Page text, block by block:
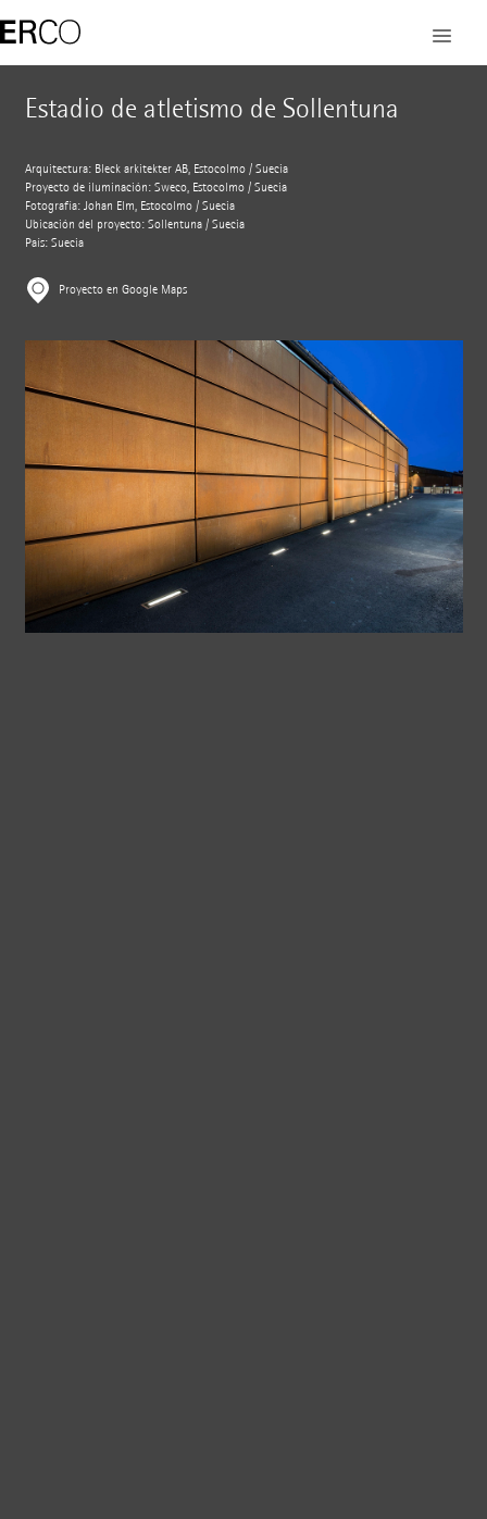
Estadio de atletismo de Sollentuna
Arquitectura: Bleck arkitekter AB, Estocolmo / Suecia
Proyecto de iluminación: Sweco, Estocolmo / Suecia
Fotografía: Johan Elm, Estocolmo / Suecia
Ubicación del proyecto: Sollentuna / Suecia
País: Suecia
Proyecto en Google Maps